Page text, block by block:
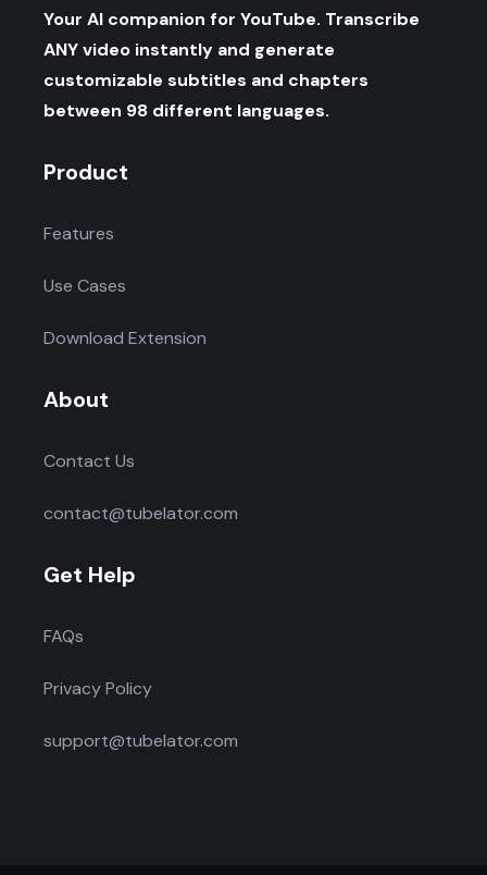
Your AI companion for YouTube. Transcribe
ANY video instantly and generate
customizable subtitles and chapters
between 98 different languages.
Product
Features
Use Cases
Download Extension
About
Contact Us
contact@tubelator.com
Get Help
FAQs
Privacy Policy
support@tubelator.com